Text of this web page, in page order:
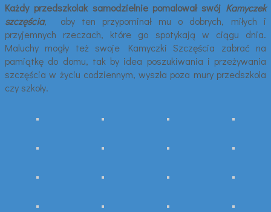
Każdy przedszkolak samodzielnie pomalował swój Kamyczek
szczęścia, aby ten przypominał mu o dobrych, miłych i
przyjemnych rzeczach, które go spotykają w ciągu dnia.
Maluchy mogły też swoje Kamyczki Szczęścia zabrać na
pamiątkę do domu, tak by idea poszukiwania i przeżywania
szczęścia w życiu codziennym, wyszła poza mury przedszkola
czy szkoły.